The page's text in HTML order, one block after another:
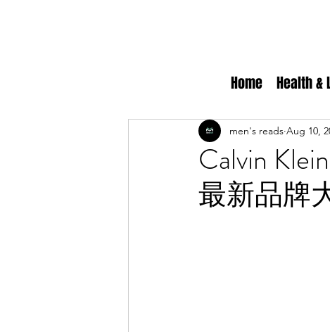
Home Health &
Calvin
最新品牌
men's reads Aug 10,